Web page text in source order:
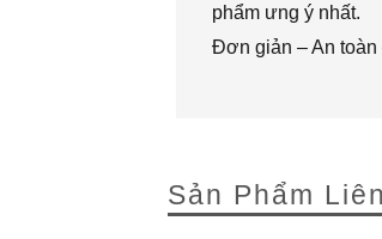
phẩm ưng ý nhất.
Đơn giản – An toàn
Sản Phẩm